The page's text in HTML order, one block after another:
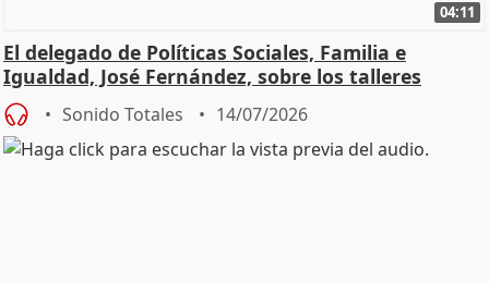
04:11
El delegado de Políticas Sociales, Familia e
Igualdad, José Fernández, sobre los talleres
Sonido Totales 14/07/2026